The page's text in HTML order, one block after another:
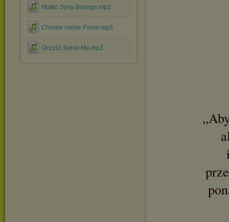
Matko Syna Bożego.mp3
Chwale ciebie Panie.mp3
Oczyść Serce Me.mp3